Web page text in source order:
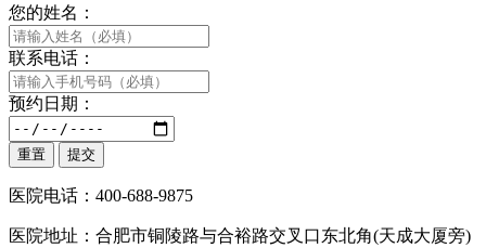
您的姓名：
联系电话：
预约日期：
医院电话：400-688-9875
医院地址：合肥市铜陵路与合裕路交叉口东北角(天成大厦旁)